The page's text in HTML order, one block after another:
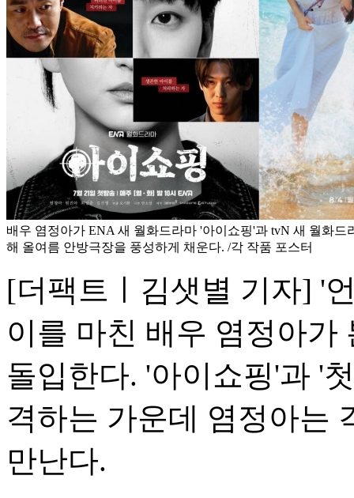
배우 염정아가 ENA 새 월화드라마 '아이쇼핑'과 tvN 새 월화드
해 올여름 안방극장을 풍성하게 채운다. /각 작품 포스터
[더팩트ㅣ김샛별 기자] '
이를 마친 배우 염정아가
돌입한다. '아이쇼핑'과 '
격하는 가운데 염정아는
만난다.